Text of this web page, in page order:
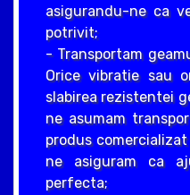
asigurandu-ne ca
potrivit;
- Transportam
Orice vibratie sau
slabirea rezistentei
ne asumam
produs
ne asiguram ca
perfecta;